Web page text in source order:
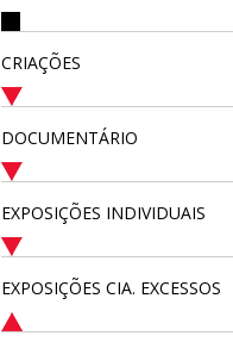
CRIAÇÕES
DOCUMENTÁRIO
EXPOSIÇÕES INDIVIDUAIS
EXPOSIÇÕES CIA. EXCESSOS